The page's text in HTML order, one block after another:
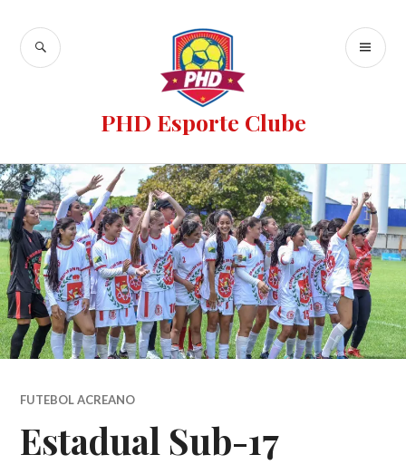
PHD Esporte Clube
FUTEBOL ACREANO
Estadual Sub-17